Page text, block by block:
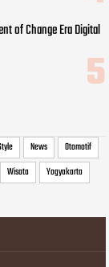
of Change Era Digital
News
Otomotif
Wisata Yogyakarta